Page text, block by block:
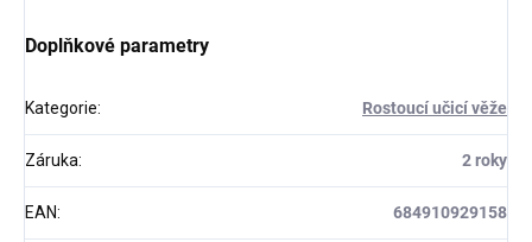
Doplňkové parametry
Kategorie: Rostoucí učicí věže
Záruka: 2 roky
EAN: 684910929158